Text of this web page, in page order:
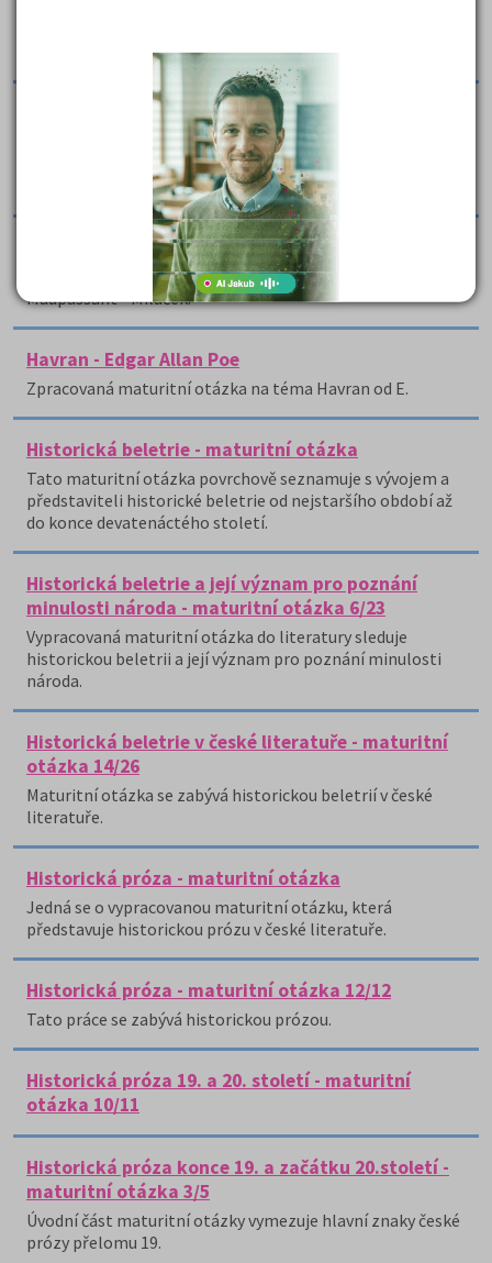
George Orwell: Farma zvířat - maturitní otázka
V bodech psaná otázka k maturitní zkoušce se věnuje
bajce George Orwella Farma zvířat a literárnímu kontextu
Guy de Maupassant - Miláček
Práce se zaměřuje na maturitní otázku Guy de
Maupassant - Miláček.
Havran - Edgar Allan Poe
Zpracovaná maturitní otázka na téma Havran od E.
Historická beletrie - maturitní otázka
Tato maturitní otázka povrchově seznamuje s vývojem a
představiteli historické beletrie od nejstaršího období až
do konce devatenáctého století.
Historická beletrie a její význam pro poznání
minulosti národa - maturitní otázka 6/23
Vypracovaná maturitní otázka do literatury sleduje
historickou beletrii a její význam pro poznání minulosti
národa.
Historická beletrie v české literatuře - maturitní
otázka 14/26
Maturitní otázka se zabývá historickou beletrií v české
literatuře.
Historická próza - maturitní otázka
Jedná se o vypracovanou maturitní otázku, která
představuje historickou prózu v české literatuře.
Historická próza - maturitní otázka 12/12
Tato práce se zabývá historickou prózou.
Historická próza 19. a 20. století - maturitní
otázka 10/11
Historická próza konce 19. a začátku 20.století -
maturitní otázka 3/5
Úvodní část maturitní otázky vymezuje hlavní znaky české
prózy přelomu 19.